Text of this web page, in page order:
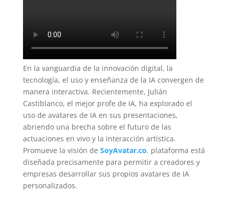
En la vanguardia de la innovación digital, la
tecnología, el uso y enseñanza de la IA convergen de
manera interactiva. Recientemente, Julián
Castiblanco, el mejor profe de IA, ha explorado el
uso de avatares de IA en sus presentaciones,
abriendo una brecha sobre el futuro de las
actuaciones en vivo y la interacción artística.
Promueve la visión de SoyAvatar.co. plataforma está
diseñada precisamente para permitir a creadores y
empresas desarrollar sus propios avatares de IA
personalizados.